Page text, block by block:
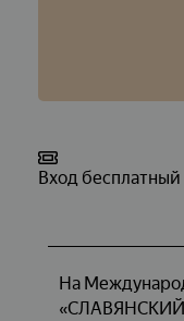
Вход бесплатный
На